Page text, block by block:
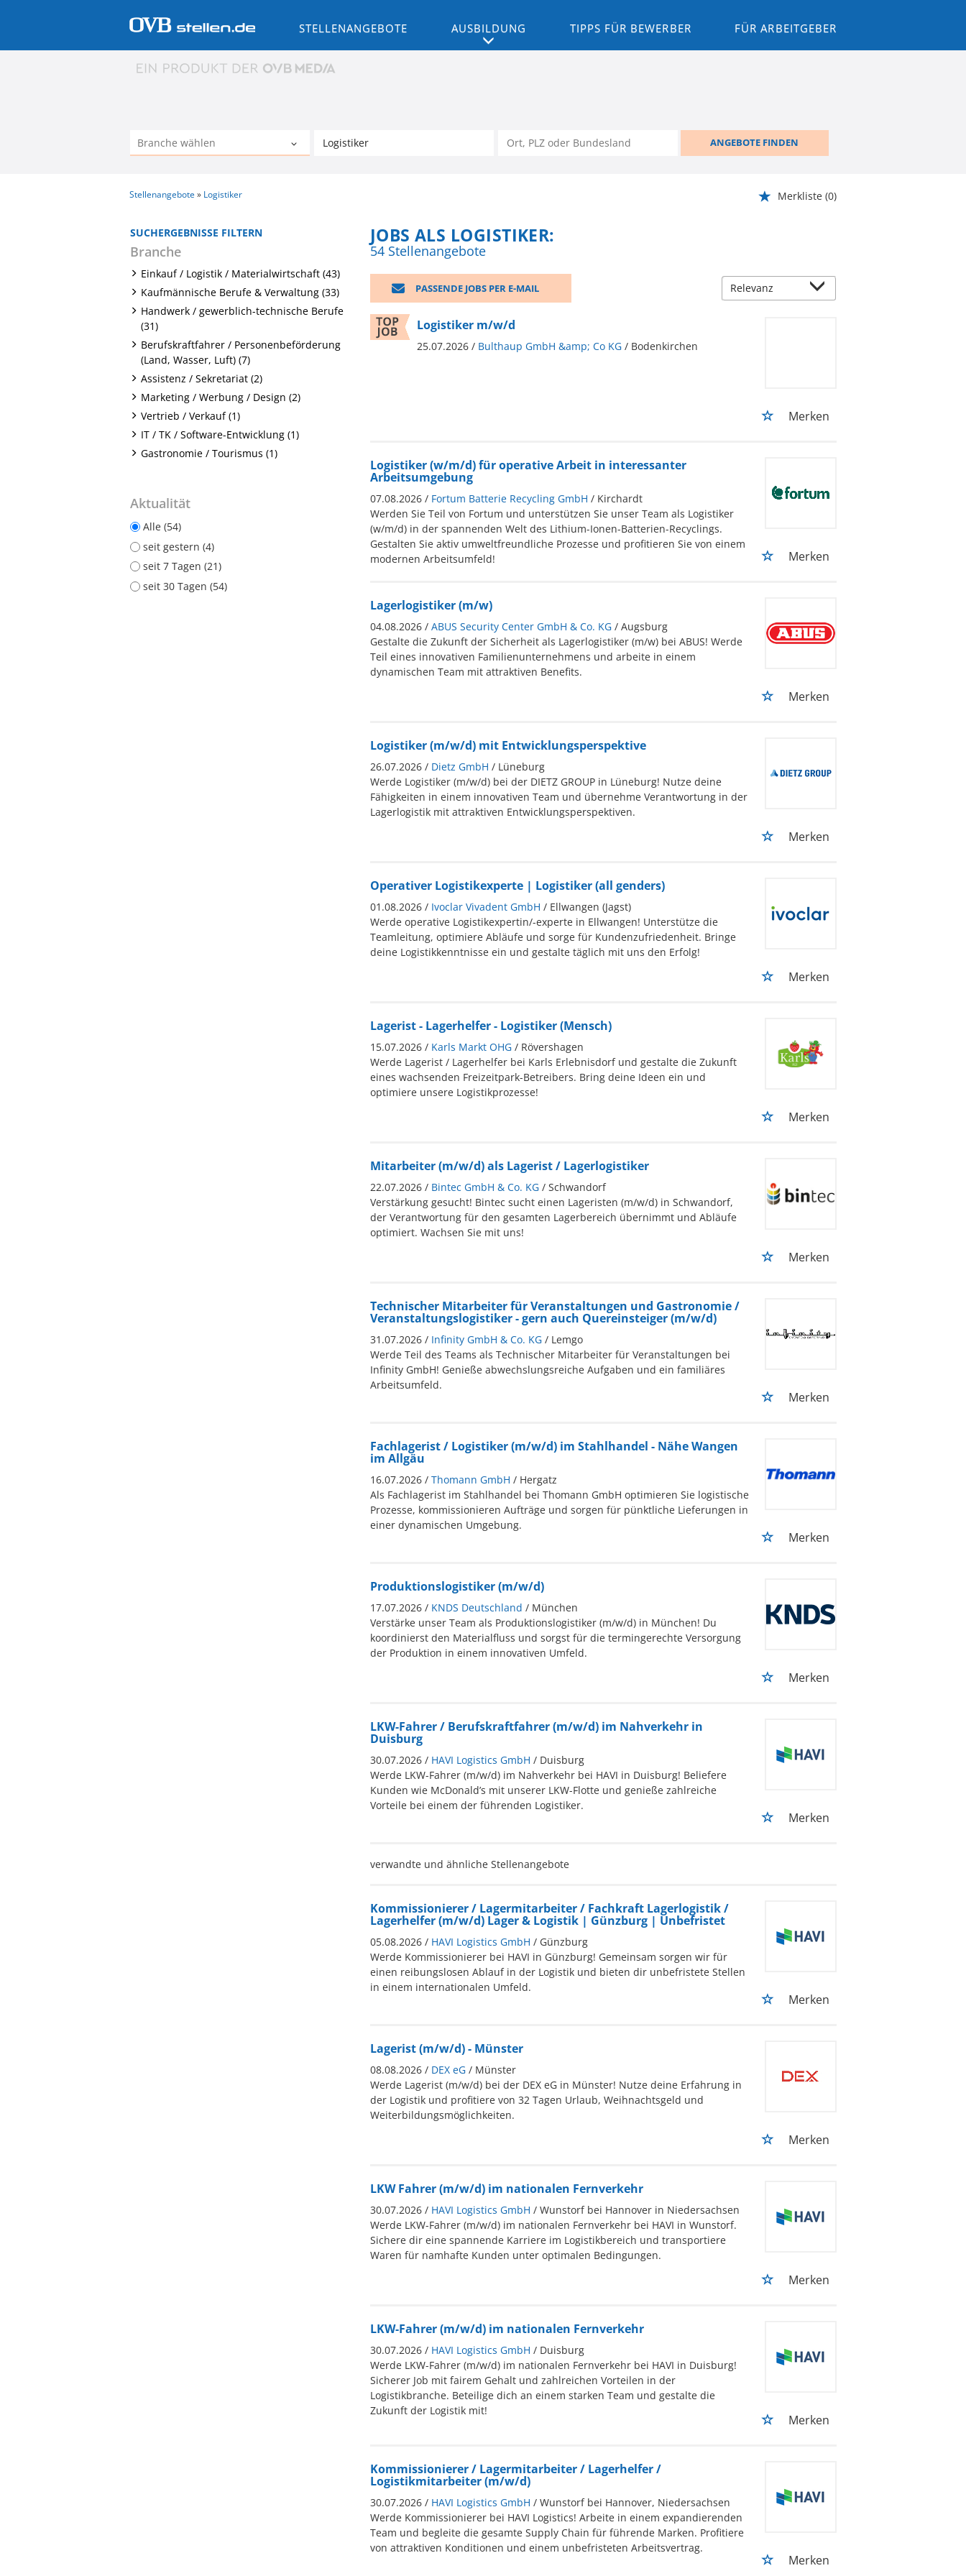
STELLENANGEBOTE AUSBILDUNG TIPPS FÜR BEWERBER FÜR ARBEITGEBER
ANGEBOTE FINDEN
Stellenangebote Logistiker Merkliste (0)
SUCHERGEBNISSE FILTERN
Branche
Einkauf / Logistik / Materialwirtschaft (43)
Kaufmännische Berufe & Verwaltung (33)
Handwerk / gewerblich-technische Berufe
(31)
Berufskraftfahrer / Personenbeförderung
(Land, Wasser, Luft) (7)
Assistenz / Sekretariat (2)
Marketing / Werbung / Design (2)
Vertrieb / Verkauf (1)
IT / TK / Software-Entwicklung (1)
Gastronomie / Tourismus (1)
Aktualität
Alle (54)
seit gestern (4)
seit 7 Tagen (21)
seit 30 Tagen (54)
JOBS ALS LOGISTIKER:
54 Stellenangebote
PASSENDE JOBS PER E-MAIL
Logistiker m/w/d
25.07.2026 / Bulthaup GmbH &amp; Co KG / Bodenkirchen
Merken
Logistiker (w/m/d) für operative Arbeit in interessanter
Arbeitsumgebung
07.08.2026 / Fortum Batterie Recycling GmbH / Kirchardt
Werden Sie Teil von Fortum und unterstützen Sie unser Team als Logistiker
(w/m/d) in der spannenden Welt des Lithium-Ionen-Batterien-Recyclings.
Gestalten Sie aktiv umweltfreundliche Prozesse und profitieren Sie von einem
modernen Arbeitsumfeld!
Merken
Lagerlogistiker (m/w)
04.08.2026 / ABUS Security Center GmbH & Co. KG / Augsburg
Gestalte die Zukunft der Sicherheit als Lagerlogistiker (m/w) bei ABUS! Werde
Teil eines innovativen Familienunternehmens und arbeite in einem
dynamischen Team mit attraktiven Benefits.
Merken
Logistiker (m/w/d) mit Entwicklungsperspektive
26.07.2026 / Dietz GmbH / Lüneburg
Werde Logistiker (m/w/d) bei der DIETZ GROUP in Lüneburg! Nutze deine
Fähigkeiten in einem innovativen Team und übernehme Verantwortung in der
Lagerlogistik mit attraktiven Entwicklungsperspektiven.
Merken
Operativer Logistikexperte | Logistiker (all genders)
01.08.2026 / Ivoclar Vivadent GmbH / Ellwangen (Jagst)
Werde operative Logistikexpertin/-experte in Ellwangen! Unterstütze die
Teamleitung, optimiere Abläufe und sorge für Kundenzufriedenheit. Bringe
deine Logistikkenntnisse ein und gestalte täglich mit uns den Erfolg!
Merken
Lagerist - Lagerhelfer - Logistiker (Mensch)
15.07.2026 / Karls Markt OHG / Rövershagen
Werde Lagerist / Lagerhelfer bei Karls Erlebnisdorf und gestalte die Zukunft
eines wachsenden Freizeitpark-Betreibers. Bring deine Ideen ein und
optimiere unsere Logistikprozesse!
Merken
Mitarbeiter (m/w/d) als Lagerist / Lagerlogistiker
22.07.2026 / Bintec GmbH & Co. KG / Schwandorf
Verstärkung gesucht! Bintec sucht einen Lageristen (m/w/d) in Schwandorf,
der Verantwortung für den gesamten Lagerbereich übernimmt und Abläufe
optimiert. Wachsen Sie mit uns!
Merken
Technischer Mitarbeiter für Veranstaltungen und Gastronomie /
Veranstaltungslogistiker - gern auch Quereinsteiger (m/w/d)
31.07.2026 / Infinity GmbH & Co. KG / Lemgo
Werde Teil des Teams als Technischer Mitarbeiter für Veranstaltungen bei
Infinity GmbH! Genieße abwechslungsreiche Aufgaben und ein familiäres
Arbeitsumfeld.
Merken
Fachlagerist / Logistiker (m/w/d) im Stahlhandel - Nähe Wangen
im Allgäu
16.07.2026 / Thomann GmbH / Hergatz
Als Fachlagerist im Stahlhandel bei Thomann GmbH optimieren Sie logistische
Prozesse, kommissionieren Aufträge und sorgen für pünktliche Lieferungen in
einer dynamischen Umgebung.
Merken
Produktionslogistiker (m/w/d)
17.07.2026 / KNDS Deutschland / München
Verstärke unser Team als Produktionslogistiker (m/w/d) in München! Du
koordinierst den Materialfluss und sorgst für die termingerechte Versorgung
der Produktion in einem innovativen Umfeld.
Merken
LKW-Fahrer / Berufskraftfahrer (m/w/d) im Nahverkehr in
Duisburg
30.07.2026 / HAVI Logistics GmbH / Duisburg
Werde LKW-Fahrer (m/w/d) im Nahverkehr bei HAVI in Duisburg! Beliefere
Kunden wie McDonald’s mit unserer LKW-Flotte und genieße zahlreiche
Vorteile bei einem der führenden Logistiker.
Merken
verwandte und ähnliche Stellenangebote
Kommissionierer / Lagermitarbeiter / Fachkraft Lagerlogistik /
Lagerhelfer (m/w/d) Lager & Logistik | Günzburg | Unbefristet
05.08.2026 / HAVI Logistics GmbH / Günzburg
Werde Kommissionierer bei HAVI in Günzburg! Gemeinsam sorgen wir für
einen reibungslosen Ablauf in der Logistik und bieten dir unbefristete Stellen
in einem internationalen Umfeld.
Merken
Lagerist (m/w/d) - Münster
08.08.2026 / DEX eG / Münster
Werde Lagerist (m/w/d) bei der DEX eG in Münster! Nutze deine Erfahrung in
der Logistik und profitiere von 32 Tagen Urlaub, Weihnachtsgeld und
Weiterbildungsmöglichkeiten.
Merken
LKW Fahrer (m/w/d) im nationalen Fernverkehr
30.07.2026 / HAVI Logistics GmbH / Wunstorf bei Hannover in Niedersachsen
Werde LKW-Fahrer (m/w/d) im nationalen Fernverkehr bei HAVI in Wunstorf.
Sichere dir eine spannende Karriere im Logistikbereich und transportiere
Waren für namhafte Kunden unter optimalen Bedingungen.
Merken
LKW-Fahrer (m/w/d) im nationalen Fernverkehr
30.07.2026 / HAVI Logistics GmbH / Duisburg
Werde LKW-Fahrer (m/w/d) im nationalen Fernverkehr bei HAVI in Duisburg!
Sicherer Job mit fairem Gehalt und zahlreichen Vorteilen in der
Logistikbranche. Beteilige dich an einem starken Team und gestalte die
Zukunft der Logistik mit!
Merken
Kommissionierer / Lagermitarbeiter / Lagerhelfer /
Logistikmitarbeiter (m/w/d)
30.07.2026 / HAVI Logistics GmbH / Wunstorf bei Hannover, Niedersachsen
Werde Kommissionierer bei HAVI Logistics! Arbeite in einem expandierenden
Team und begleite die gesamte Supply Chain für führende Marken. Profitiere
von attraktiven Konditionen und einem unbefristeten Arbeitsvertrag.
Merken